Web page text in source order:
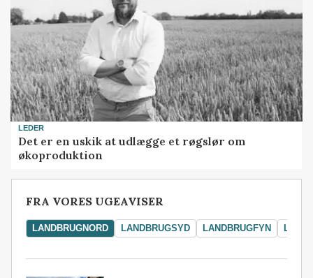
LEDER
Det er en uskik at udlægge et røgslør om
økoproduktion
FRA VORES UGEAVISER
LANDBRUGNORD LANDBRUGSYD LANDBRUGFYN